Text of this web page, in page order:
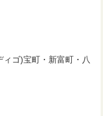
ゴ)宝町・新富町・八